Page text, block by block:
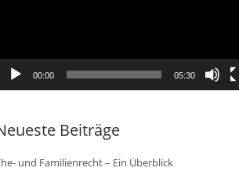
00:00 05:30
Beiträge
und Familienrecht – Ein Überblick